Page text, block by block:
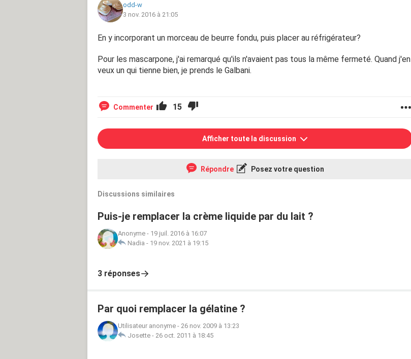
odd-w
3 nov. 2016 à 21:05
En y incorporant un morceau de beurre fondu, puis placer au réfrigérateur?
Pour les mascarpone, j'ai remarqué qu'ils n'avaient pas tous la même fermeté. Quand j'en
veux un qui tienne bien, je prends le Galbani.
Commenter 15
Afficher toute la discussion
Répondre Posez votre question
Discussions similaires
Puis-je remplacer la crème liquide par du lait ?
Anonyme - 19 juil. 2016 à 16:07
Nadia - 19 nov. 2021 à 19:15
3 réponses
Par quoi remplacer la gélatine ?
Utilisateur anonyme - 26 nov. 2009 à 13:23
Josette - 26 oct. 2011 à 18:45